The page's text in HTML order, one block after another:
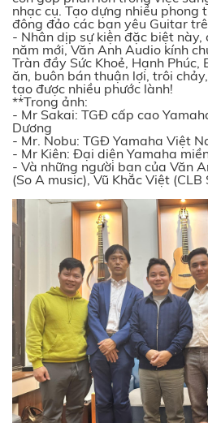
nhạc cụ. Tạo dựng nhiều
đông đảo các bạn yêu Guitar
- Nhân dịp sự kiện đặc biệt
năm mới, Văn Anh Audio kính
Tràn đầy Sức Khoẻ, Hạnh Phúc,
ăn, buôn bán thuận lợi, trôi
tạo được nhiều phước lành!
**Trong ảnh:
- Mr Sakai: TGĐ cấp cao
Dương
- Mr. Nobu: TGĐ Yamaha Việt
- Mr Kiên: Đại diện Yamaha
- Và những người bạn của Văn
(So A music), Vũ Khắc Việt